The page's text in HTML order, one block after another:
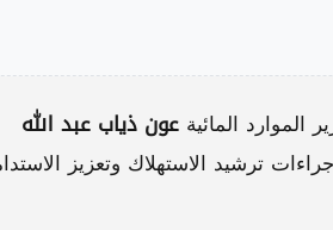
المائية عون ذياب عبد الله
ترشيد الاستهلاك وتعزيز